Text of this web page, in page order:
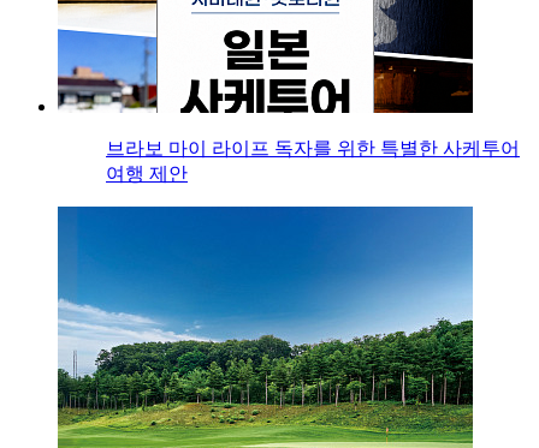
브라보 마이 라이프 독자를 위한 특별한 사케투어
여행 제안